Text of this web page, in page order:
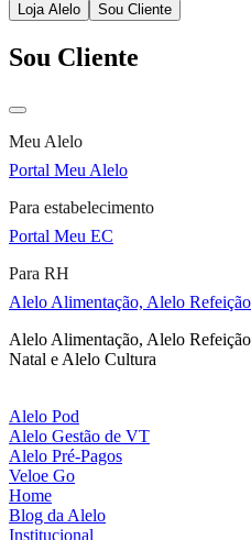
Loja Alelo Sou Cliente
Sou Cliente
Meu Alelo
Portal Meu Alelo
Para estabelecimento
Portal Meu EC
Para RH
Alelo Alimentação, Alelo
Alelo Alimentação, Alelo
Natal e Alelo Cultura
Alelo Pod
Alelo Gestão de VT
Alelo Pré-Pagos
Veloe Go
Home
Blog da Alelo
Institucional